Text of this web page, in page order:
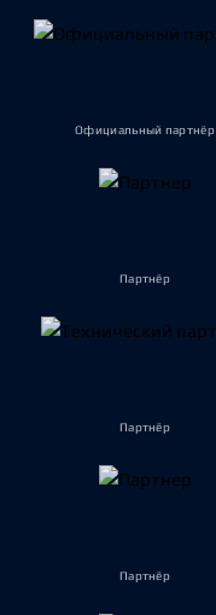
Официальный партнёр
Партнёр
Партнёр
Партнёр